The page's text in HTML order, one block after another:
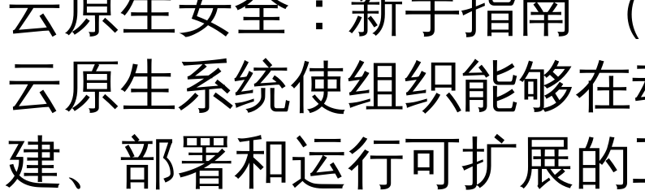
云原生系统使组织能够
建、部署和运行可扩展